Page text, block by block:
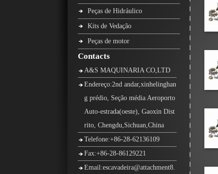
Peças de Hidráulico
Kits de Vedação
Peças de motor
Contacts
A&S MAQUINARIA CO,LTD
Endereço:2nd andar,xinhelinghan
g prédio, Seção média Aeroporto
Auto-estrada(oeste), Gaoxin Dist
rito, Chengdu,Sichuan,China
Telefone:+86-28-62136109
Fax:+86-28-86129221
Email:escavadeira@attachment8.